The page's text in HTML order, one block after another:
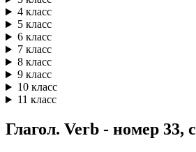
4 класс
5 класс
6 класс
7 класс
8 класс
9 класс
10 класс
11 класс
Глагол. Verb - номер 33,